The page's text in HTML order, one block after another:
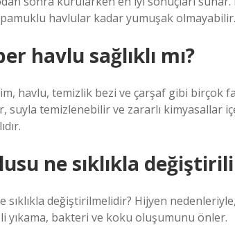
havlular kadar yumuşak olmayabilir.
havlu sağlıklı mı?
havlu, temizlik bezi ve çarşaf gibi birçok
suyla temizlenebilir ve zararlı kimyasallar
ne sıklıkla
sıklıkla değiştirilmelidir? Hijyen
yıkama, bakteri ve koku oluşumunu önler.